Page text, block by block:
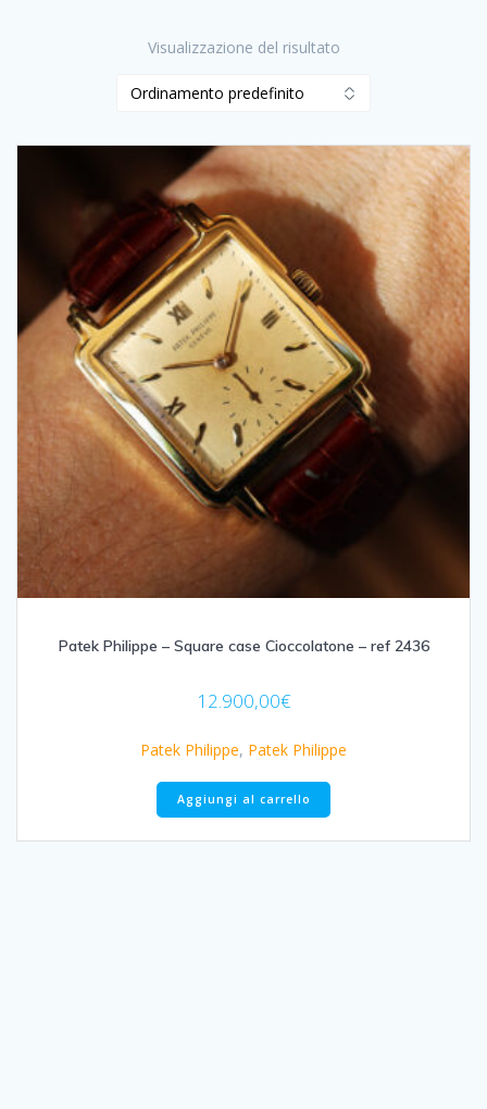
Visualizzazione del risultato
Patek Philippe – Square case Cioccolatone – ref 2436
12.900,00€
Patek Philippe, Patek Philippe
Aggiungi al carrello